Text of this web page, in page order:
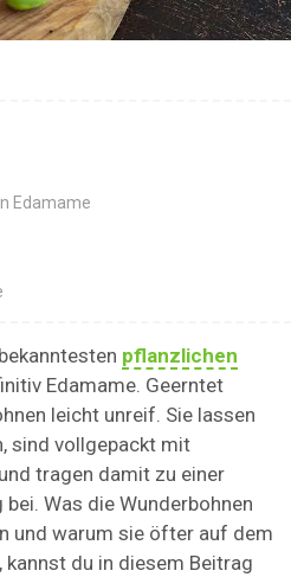
Edamame
pflanzlichen
Edamame. Geerntet
leicht unreif. Sie lassen
sind vollgepackt mit
tragen damit zu einer
Was die Wunderbohnen
und warum sie öfter auf dem
du in diesem Beitrag